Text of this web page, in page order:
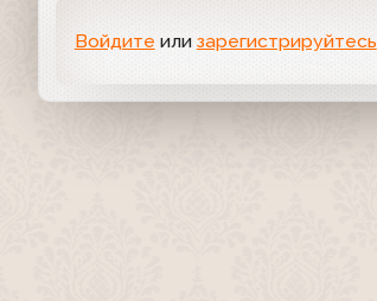
Войдите или зарегистрируйтесь